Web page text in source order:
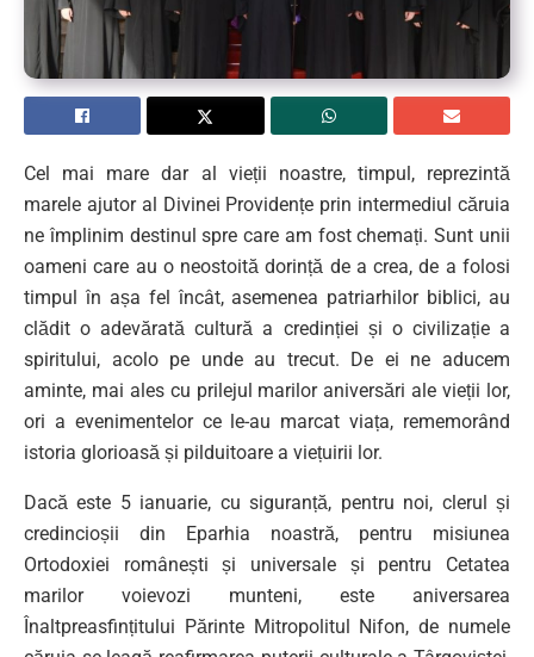
Cel mai mare dar al vieții noastre, timpul, reprezintă
marele ajutor al Divinei Providențe prin intermediul căruia
ne împlinim destinul spre care am fost chemați. Sunt unii
oameni care au o neostoită dorință de a crea, de a folosi
timpul în așa fel încât, asemenea patriarhilor biblici, au
clădit o adevărată cultură a credinției și o civilizație a
spiritului, acolo pe unde au trecut. De ei ne aducem
aminte, mai ales cu prilejul marilor aniversări ale vieții lor,
ori a evenimentelor ce le-au marcat viața, rememorând
istoria glorioasă și pilduitoare a viețuirii lor.
Dacă este 5 ianuarie, cu siguranță, pentru noi, clerul și
credincioșii din Eparhia noastră, pentru misiunea
Ortodoxiei românești și universale și pentru Cetatea
marilor voievozi munteni, este aniversarea
Înaltpreasfințitului Părinte Mitropolitul Nifon, de numele